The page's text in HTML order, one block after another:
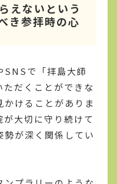
えないという
き参拝時の心
SNSで「拝島大師
だくことができな
けることがありま
大切に守り続けて
勢が深く関係してい